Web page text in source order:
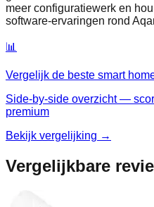
meer configuratiewerk en
software‑ervaringen rond
📊
Vergelijk de beste smart
Side-by-side overzicht —
premium
Bekijk vergelijking →
Vergelijkbare